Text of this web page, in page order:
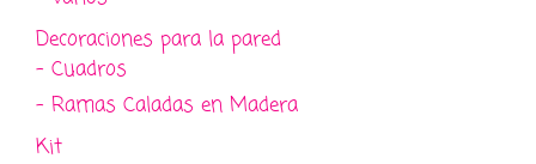
Decoraciones para la pared
- Cuadros
- Ramas Caladas en Madera
Kit